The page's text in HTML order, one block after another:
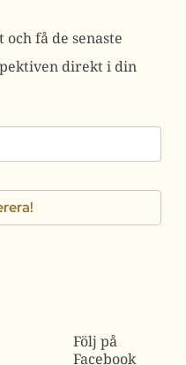
få de senaste
direkt i din
Följ på
Facebook